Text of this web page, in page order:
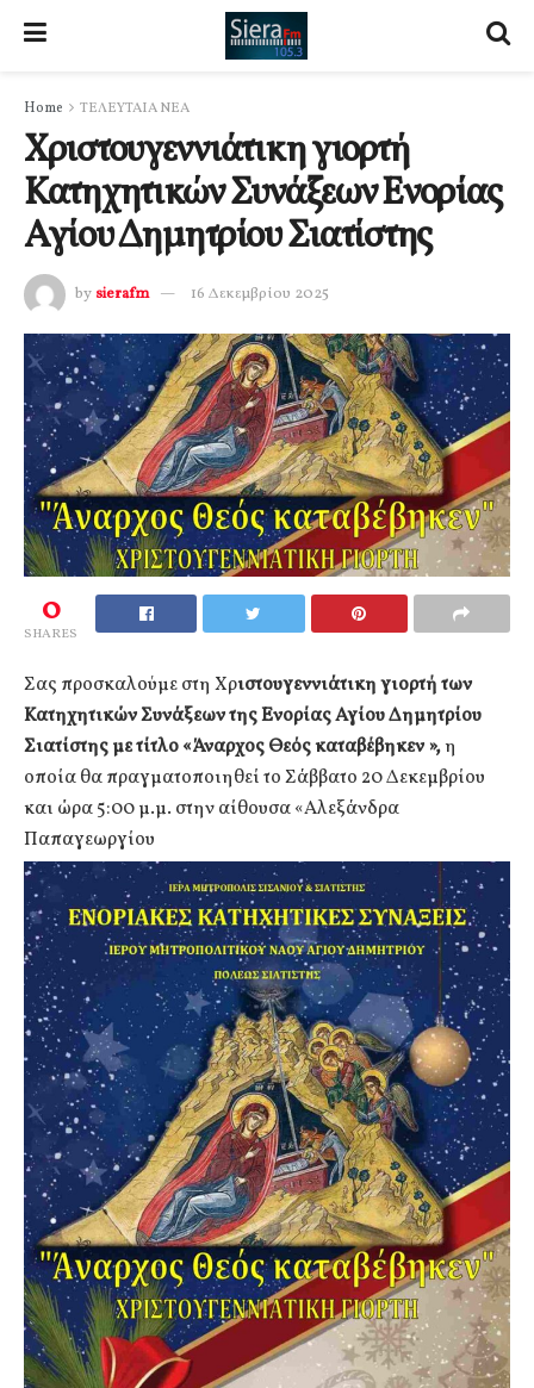
Home ΤΕΛΕΥΤΑΙΑ ΝΕΑ
Χριστουγεννιάτικη γιορτή
Κατηχητικών Συνάξεων Ενορίας
Αγίου Δημητρίου Σιατίστης
by sierafm 16 Δεκεμβρίου 2025
0
SHARES
Σας προσκαλούμε στη Χριστουγεννιάτικη γιορτή των
Κατηχητικών Συνάξεων της Ενορίας Αγίου Δημητρίου
Σιατίστης με τίτλο «Άναρχος Θεός καταβέβηκεν »,η
οποία θα πραγματοποιηθεί το Σάββατο 20 Δεκεμβρίου
και ώρα 5:00 μ.μ. στην αίθουσα «Αλεξάνδρα
Παπαγεωργίου